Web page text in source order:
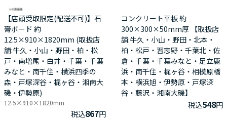
【店頭受取限定(配送不可)】石
膏ボード 約
12.5×910×1820mm (取扱店
舗:牛久・小山・野田・柏・松
戸・南増尾・白井・千葉・千葉
みなと・南千住・横浜四季の
森・戸塚深谷・梶ヶ谷・湘南大
磯・伊勢原)
12.5×910×1820mm
税込867円
コンクリート平板 約
300×300×50mm厚 【取扱店
舗:牛久・小山・野田・北本・
柏・松戸・習志野・千葉北・佐
倉・千葉・千葉みなと・足立鹿
浜・南千住・梶ヶ谷・相模原橋
本・横浜旭・伊勢原・戸塚深
谷・藤沢・湘南大磯】
税込548円